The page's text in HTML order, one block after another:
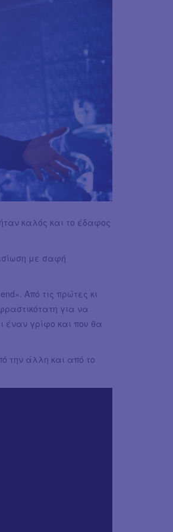
καλός και το έδαφος
με σαφή
Από τις πρώτες κι
για να
έναν γρίφο και που θα
την άλλη και από το